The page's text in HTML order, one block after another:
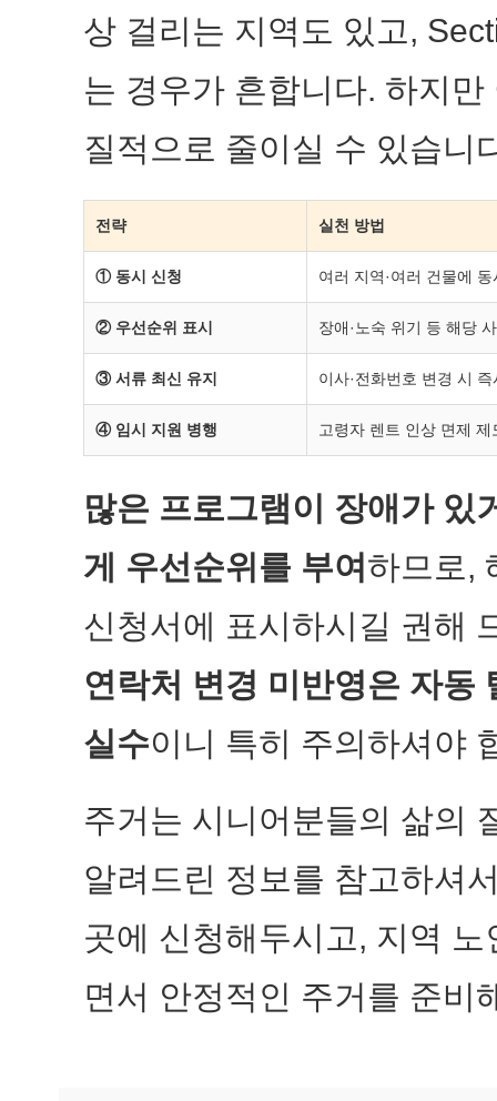
상 걸리는 지역도 있고,
는 경우가 흔합니다. 하지
질적으로 줄이실 수 있습니
전략 실천 방법
① 동시 신청 여러 지역·여러 건물에
② 우선순위 표시 장애·노숙 위기 등 해당
③ 서류 최신 유지 이사·전화번호 변경 시
④ 임시 지원 병행 고령자 렌트 인상 면제
많은 프로그램이 장애가 있
게 우선순위를 부여 하므로,
신청서에 표시하시길 권해
연락처 변경 미반영은 자동
실수이니 특히 주의하셔야
주거는 시니어분들의 삶의
알려드린 정보를 참고하셔
곳에 신청해두시고, 지역
면서 안정적인 주거를 준비